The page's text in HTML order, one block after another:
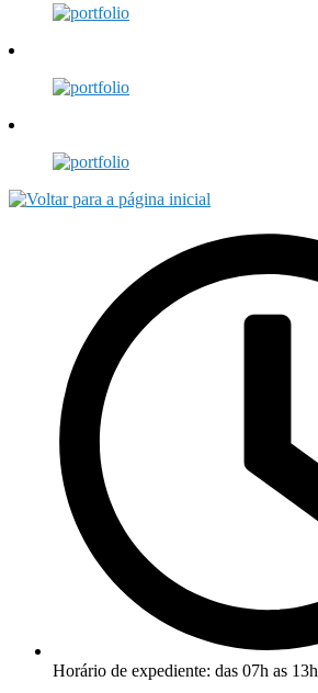
Horário de expediente: das 07h as 13h